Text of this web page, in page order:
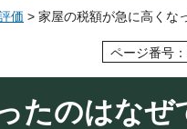
価 > 家屋の税額が急に高くな
ページ番号
たのはなぜ